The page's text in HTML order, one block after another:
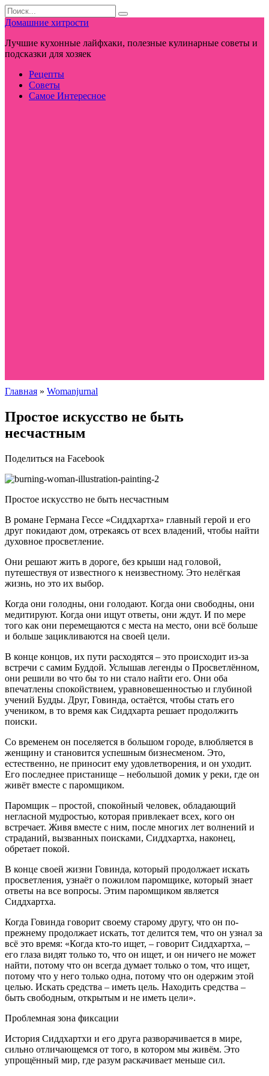
Перейти
к
контенту
Search
for:
Домашние хитрости
Лучшие кухонные лайфхаки, полезные кулинарные советы и
подсказки для хозяек
Рецепты
Советы
Самое Интересное
Главная » Womanjurnal
Простое искусство не быть
несчастным
Поделиться на Facebook
Простое искусство не быть несчастным
В романе Германа Гессе «Сиддхартха» главный герой и его
друг покидают дом, отрекаясь от всех владений, чтобы найти
духовное просветление.
Они решают жить в дороге, без крыши над головой,
путешествуя от известного к неизвестному. Это нелёгкая
жизнь, но это их выбор.
Когда они голодны, они голодают. Когда они свободны, они
медитируют. Когда они ищут ответы, они ждут. И по мере
того как они перемещаются с места на место, они всё больше
и больше зацикливаются на своей цели.
В конце концов, их пути расходятся – это происходит из-за
встречи с самим Буддой. Услышав легенды о Просветлённом,
они решили во что бы то ни стало найти его. Они оба
впечатлены спокойствием, уравновешенностью и глубиной
учений Будды. Друг, Говинда, остаётся, чтобы стать его
учеником, в то время как Сиддхарта решает продолжить
поиски.
Со временем он поселяется в большом городе, влюбляется в
женщину и становится успешным бизнесменом. Это,
естественно, не приносит ему удовлетворения, и он уходит.
Его последнее пристанище – небольшой домик у реки, где он
живёт вместе с паромщиком.
Паромщик – простой, спокойный человек, обладающий
негласной мудростью, которая привлекает всех, кого он
встречает. Живя вместе с ним, после многих лет волнений и
страданий, вызванных поисками, Сиддхартха, наконец,
обретает покой.
В конце своей жизни Говинда, который продолжает искать
просветления, узнаёт о пожилом паромщике, который знает
ответы на все вопросы. Этим паромщиком является
Сиддхартха.
Когда Говинда говорит своему старому другу, что он по-
прежнему продолжает искать, тот делится тем, что он узнал за
всё это время: «Когда кто-то ищет, – говорит Сиддхартха, –
его глаза видят только то, что он ищет, и он ничего не может
найти, потому что он всегда думает только о том, что ищет,
потому что у него только одна, потому что он одержим этой
целью. Искать средства – иметь цель. Находить средства –
быть свободным, открытым и не иметь цели».
Проблемная зона фиксации
История Сиддхартхи и его друга разворачивается в мире,
сильно отличающемся от того, в котором мы живём. Это
упрощённый мир, где разум раскачивает меньше сил.